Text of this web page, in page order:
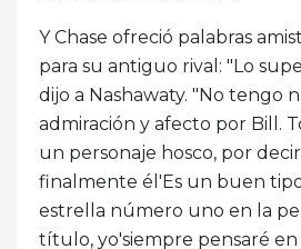
Y Chase ofreció palabras
para su antiguo rival: "Lo
dijo a Nashawaty. "No tengo
admiración y afecto por Bill.
un personaje hosco, por
finalmente él'Es un buen
estrella número uno en la
título, yo'siempre pensaré en